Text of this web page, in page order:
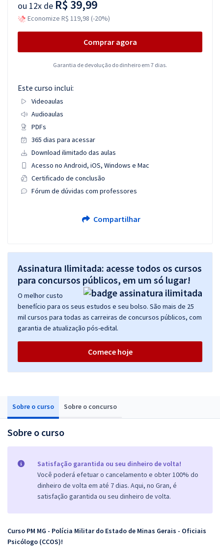
Sobre o curso Sobre o concurso
Sobre o curso
Satisfação garantida ou seu dinheiro de volta!
Você poderá efetuar o cancelamento e obter 100% do
dinheiro de volta em até 7 dias. Aqui, no Gran, é
satisfação garantida ou seu dinheiro de volta.
Curso PM MG - Polícia Militar do Estado de Minas Gerais - Oficiais
Psicólogo (CCOS)!
ou 12x de R$ 39,99
Economize R$ 119,98 (-20%)
Comprar agora
Garantia de devolução do dinheiro em 7 dias.
Este curso inclui:
Videoaulas
Audioaulas
PDFs
365 dias para acessar
Download ilimitado das aulas
Acesso no Android, iOS, Windows e Mac
Certificado de conclusão
Fórum de dúvidas com professores
Compartilhar
Assinatura Ilimitada: acesse todos os cursos
para concursos públicos, em um só lugar!
O melhor custo
benefício para os seus estudos e seu bolso. São mais de 25
mil cursos para todas as carreiras de concursos públicos, com
garantia de atualização pós-edital.
Comece hoje